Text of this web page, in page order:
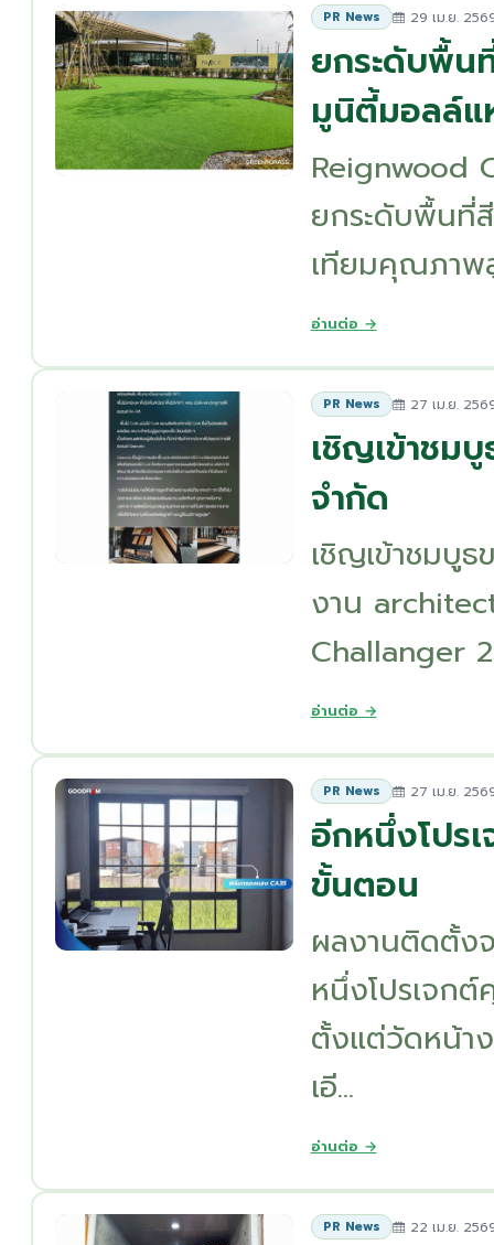
PR News 29 เม.ย.
ยกระดับพื้น
มูนิตี้มอลล์แ
Reignwood
ยกระดับพื้นที่
เทียมคุณภาพ
อ่านต่อ →
PR News 27 เม.ย.
เชิญเข้าชม
จำกัด
เชิญเข้าชมบู
งาน
Challanger
อ่านต่อ →
PR News 27 เม.ย.
อีกหนึ่งโปร
ขั้นตอน
ผลงานติดตั้ง
หนึ่งโปรเจก
ตั้งแต่วัดหน้า
เอี...
อ่านต่อ →
PR News 22 เม.ย.